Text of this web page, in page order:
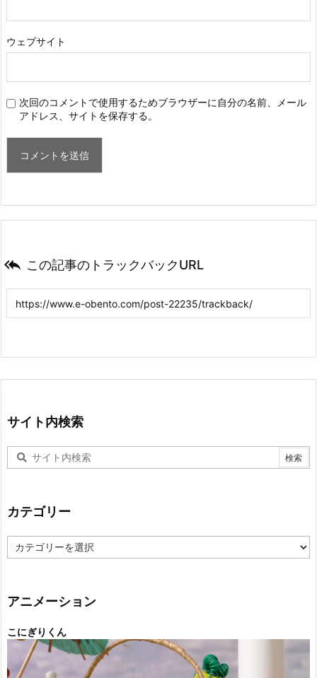
ウェブサイト
次回のコメントで使用するためブラウザーに自分の名前、メール
アドレス、サイトを保存する。
 この記事のトラックバックURL
サイト内検索
カテゴリー
テ
ー
アニメーション
こにぎりくん